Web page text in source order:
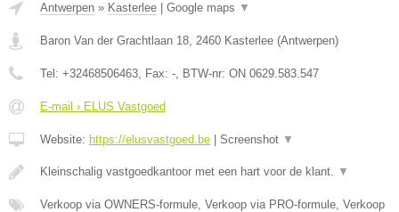
Antwerpen » Kasterlee Google maps ▼
Baron Van der Grachtlaan 18, 2460 Kasterlee (Antwerpen)
Tel: +32468506463, Fax: -, BTW-nr: ON 0629.583.547
E-mail › ELUS Vastgoed
Website: https://elusvastgoed.be Screenshot ▼
Kleinschalig vastgoedkantoor met een hart voor de klant. ▼
Verkoop via OWNERS-formule, Verkoop via PRO-formule, Verkoop